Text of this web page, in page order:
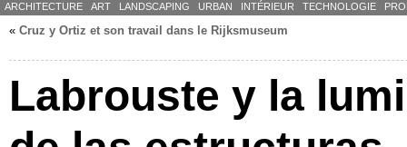
ARCHITECTURE ART LANDSCAPING URBAN INTÉRIEUR TECHNOLOGIE
« Cruz y Ortiz et son travail dans le Rijksmuseum
Labrouste y la